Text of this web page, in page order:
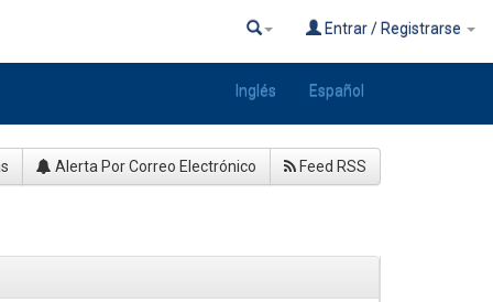
Entrar / Registrarse
Inglés Español
Alerta Por Correo Electrónico Feed RSS